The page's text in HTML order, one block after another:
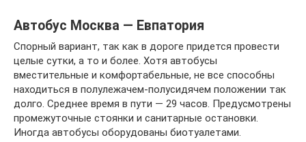
Автобус Москва — Евпатория
Спорный вариант, так как в дороге придется провести
целые сутки, а то и более. Хотя автобусы
вместительные и комфортабельные, не все способны
находиться в полулежачем-полусидячем положении так
долго. Среднее время в пути — 29 часов. Предусмотрены
промежуточные стоянки и санитарные остановки.
Иногда автобусы оборудованы биотуалетами.